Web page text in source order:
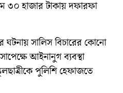
৩০ হাজার টাকায় দফারফা
সালিস বিচারের কোনো
আইনানুগ ব্যবস্থা
পুলিশি হেফাজতে